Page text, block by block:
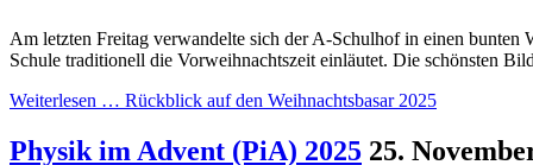
Am letzten Freitag verwandelte sich der A-Schulhof in einen bunten
Schule traditionell die Vorweihnachtszeit einläutet. Die schönsten
Weiterlesen … Rückblick auf den Weihnachtsbasar 2025
Physik im Advent (PiA) 2025 25.